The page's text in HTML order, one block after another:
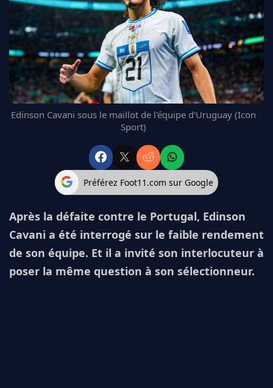
FC BARCELONE
MANCHESTER UNITED
CHELSEA
ARSENAL
L'AVIS DE LA RÉDAC'
Edinson Cavani sous le maillot de l'équipe d'Uruguay (Icon
Sport)
Préférez Foot11.com sur Google
Après la défaite contre le Portugal, Edinson
Cavani a été interrogé sur le faible rendement
de son équipe. Et il a invité son interlocuteur à
poser la même question à son sélectionneur.